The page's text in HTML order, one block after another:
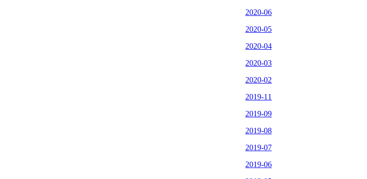
2020-06
2020-05
2020-04
2020-03
2020-02
2019-11
2019-09
2019-08
2019-07
2019-06